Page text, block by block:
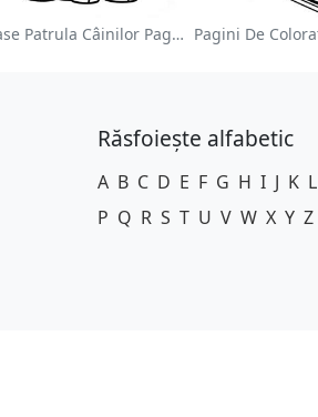
Chase Patrula Câinilor Pagina De Colorat
Răsfoiește alfabetic
A B C D E F G H I J K L
P Q R S T U V W X Y Z